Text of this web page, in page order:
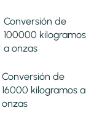
Conversión de
100000 kilogramos
a onzas
Conversión de
16000 kilogramos a
onzas